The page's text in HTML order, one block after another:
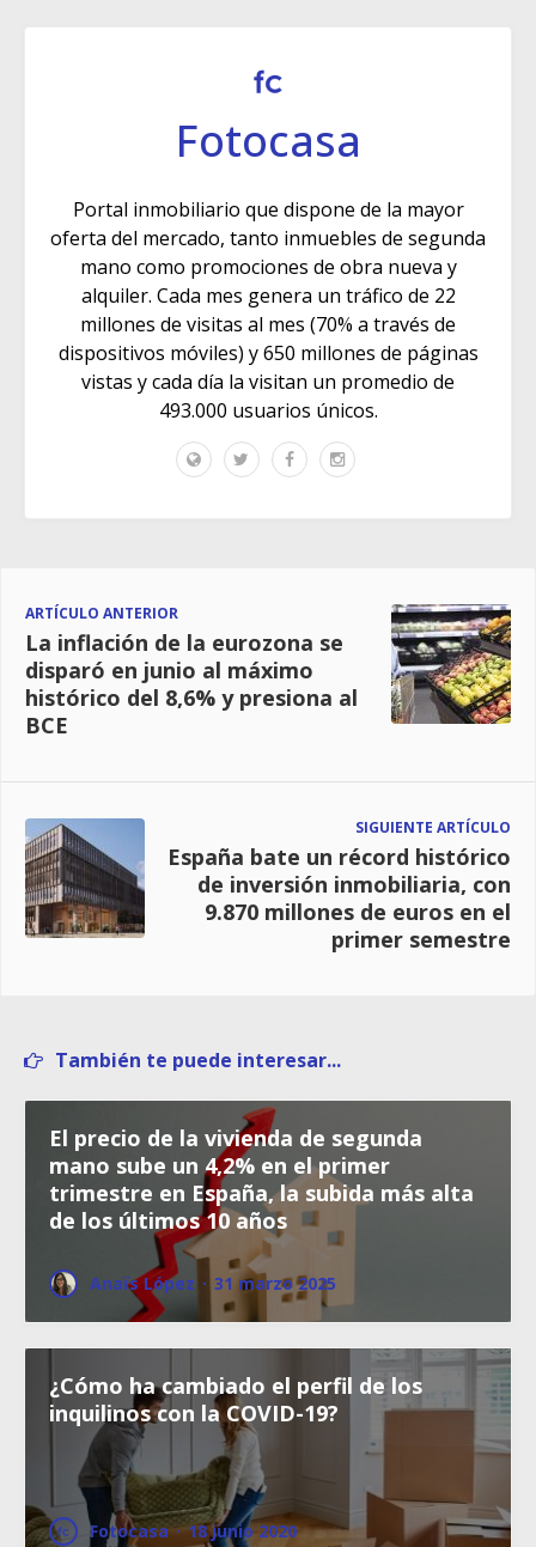
Fotocasa
Portal inmobiliario que dispone de la mayor
oferta del mercado, tanto inmuebles de segunda
mano como promociones de obra nueva y
alquiler. Cada mes genera un tráfico de 22
millones de visitas al mes (70% a través de
dispositivos móviles) y 650 millones de páginas
vistas y cada día la visitan un promedio de
493.000 usuarios únicos.
ARTÍCULO ANTERIOR
La inflación de la eurozona se
disparó en junio al máximo
histórico del 8,6% y presiona al
BCE
SIGUIENTE ARTÍCULO
España bate un récord histórico
de inversión inmobiliaria, con
9.870 millones de euros en el
primer semestre
También te puede interesar...
El precio de la vivienda de segunda
mano sube un 4,2% en el primer
trimestre en España, la subida más alta
de los últimos 10 años
Anaïs López · 31 marzo 2025
¿Cómo ha cambiado el perfil de los
inquilinos con la COVID-19?
Fotocasa · 18 junio 2020